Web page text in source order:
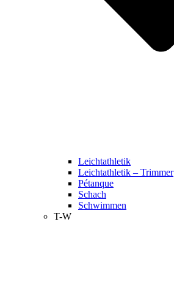
Leichtathletik
Leichtathletik – Trimmer
Pétanque
Schach
Schwimmen
T-W